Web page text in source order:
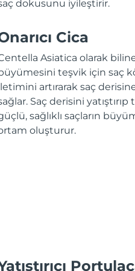
dokusunu iyileştirir.
Cica
Asiatica olarak
teşvik için saç
artırarak saç
Saç derisini
sağlıklı saçların
oluşturur.